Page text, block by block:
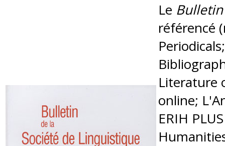
Le
référencé
Literature
online;
ERIH